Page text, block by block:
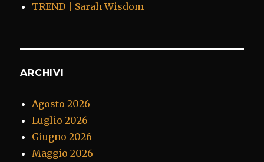
TREND | Sarah Wisdom
ARCHIVI
Agosto 2026
Luglio 2026
Giugno 2026
Maggio 2026